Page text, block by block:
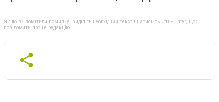
Якщо ви помітили помилку, виділіть необхідний текст і натисніть Ctrl + Enter, щоб
повідомити про це редакцію